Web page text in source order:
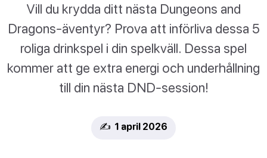
Vill du krydda ditt nästa Dungeons and
Dragons-äventyr? Prova att införliva dessa 5
roliga drinkspel i din spelkväll. Dessa spel
kommer att ge extra energi och underhållning
till din nästa DND-session!
✍️ 1 april 2026